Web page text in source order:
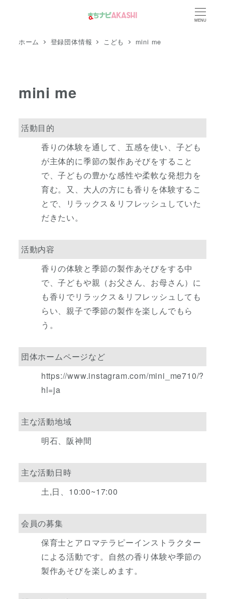
MENU
ホーム 登録団体情報 こども mini me
mini me
活動目的
香りの体験を通して、五感を使い、子ども
が主体的に季節の製作あそびをすること
で、子どもの豊かな感性や柔軟な発想力を
育む。又、大人の方にも香りを体験するこ
とで、リラックス＆リフレッシュしていた
だきたい。
活動内容
香りの体験と季節の製作あそびをする中
で、子どもや親（お父さん、お母さん）に
も香りでリラックス＆リフレッシュしても
らい、親子で季節の製作を楽しんでもら
う。
団体ホームページなど
https://www.instagram.com/mini_me710/?
hl=ja
主な活動地域
明石、阪神間
主な活動日時
土,日、10:00~17:00
会員の募集
保育士とアロマテラピーインストラクター
による活動です。自然の香り体験や季節の
製作あそびを楽しめます。